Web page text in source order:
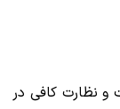
و نظارت کافی در